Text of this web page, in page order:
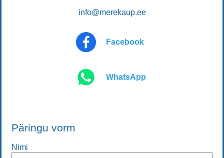
info@merekaup.ee
Facebook
WhatsApp
Päringu vorm
Nimi